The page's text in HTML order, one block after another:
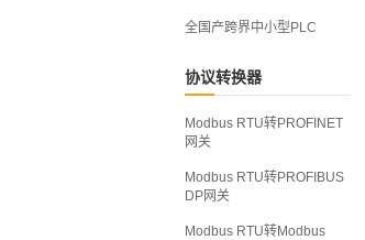
全国产跨界中小型PLC
协议转换器
Modbus RTU转PROFINET
网关
Modbus RTU转PROFIBUS
DP网关
Modbus RTU转Modbus